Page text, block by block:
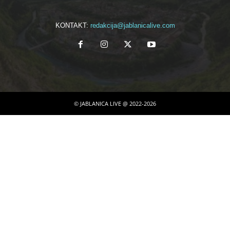
KONTAKT: redakcija@jablanicalive.com
© JABLANICA LIVE @ 2022-2026